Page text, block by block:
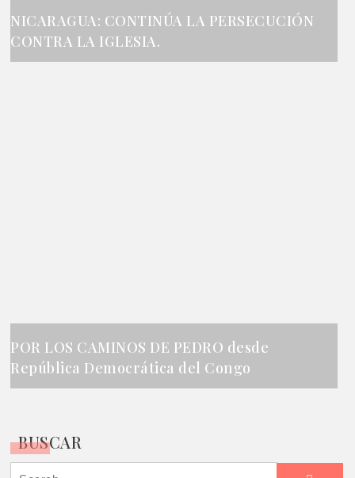
NICARAGUA: CONTINÚA LA PERSECUCIÓN
CONTRA LA IGLESIA.
POR LOS CAMINOS DE PEDRO desde
República Democrática del Congo
BUSCAR